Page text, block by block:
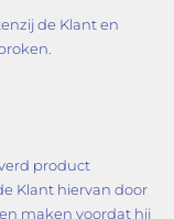
de Klant en
product
Klant hiervan door
maken voordat hij